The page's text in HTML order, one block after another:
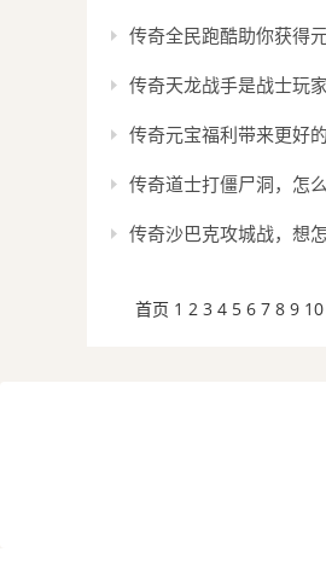
传奇全民跑酷助你获得
传奇天龙战手是战士玩
传奇元宝福利带来更好
传奇道士打僵尸洞，怎
传奇沙巴克攻城战，想
首页 1 2 3 4 5 6 7 8 9 10